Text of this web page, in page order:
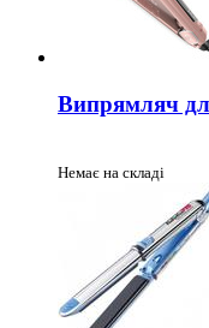
Випрямляч
Немає на складі